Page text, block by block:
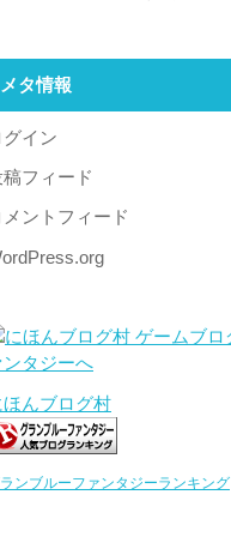
メタ情報
グイン
稿フィード
メントフィード
ほんブログ村
ンブルーファンタジーランキング